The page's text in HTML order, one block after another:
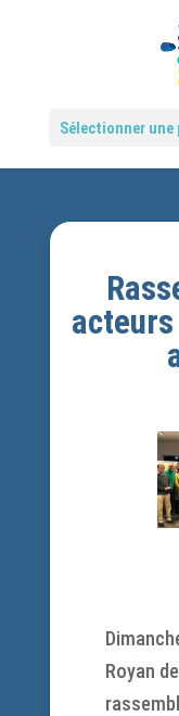
Sélectionner une
Royan